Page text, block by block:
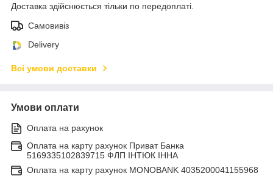
Доставка здійснюється тільки по передоплаті.
Самовивіз
Delivery
Всі умови доставки
Умови оплати
Оплата на рахунок
Оплата на карту рахунок Приват Банка
5169335102839715 ФЛП ІНТЮК ІННА
Оплата на карту рахунок MONOBANK 4035200041155968